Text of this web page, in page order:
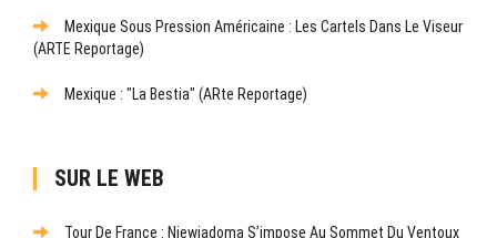
Mexique Sous Pression Américaine : Les Cartels Dans Le Viseur
(ARTE Reportage)
Mexique : "La Bestia" (ARte Reportage)
SUR LE WEB
Tour De France : Niewiadoma S’impose Au Sommet Du Ventoux